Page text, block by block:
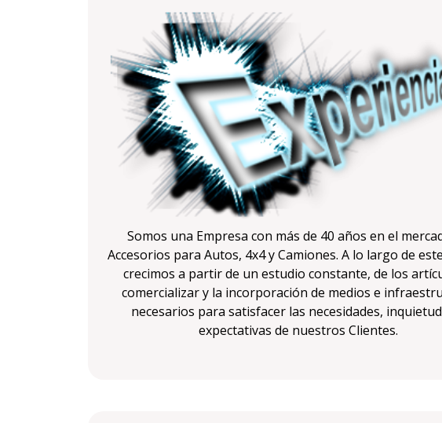
Somos una Empresa con más de 40 años en el
Accesorios para Autos, 4x4 y Camiones. A lo largo de
crecimos a partir de un estudio constante, de los
comercializar y la incorporación de medios e
necesarios para satisfacer las necesidades,
expectativas de nuestros Clientes.